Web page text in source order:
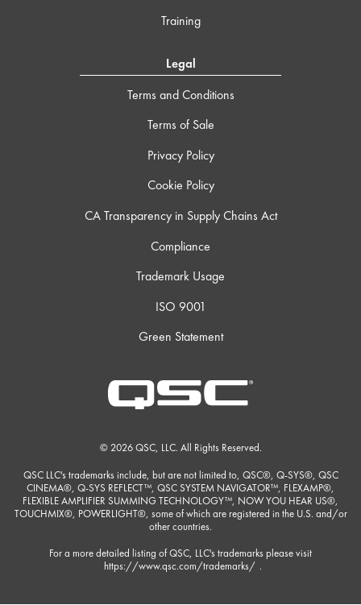
Training
Legal
Terms and Conditions
Terms of Sale
Privacy Policy
Cookie Policy
CA Transparency in Supply Chains Act
Compliance
Trademark Usage
ISO 9001
Green Statement
© 2026 QSC, LLC. All Rights Reserved.
QSC LLC's trademarks include, but are not limited to, QSC®, Q-SYS®, QSC
CINEMA®, Q-SYS REFLECT™, QSC SYSTEM NAVIGATOR™, FLEXAMP®,
FLEXIBLE AMPLIFIER SUMMING TECHNOLOGY™, NOW YOU HEAR US®,
TOUCHMIX®, POWERLIGHT®, some of which are registered in the U.S. and/or
other countries.
For a more detailed listing of QSC, LLC's trademarks please visit
https://www.qsc.com/trademarks/ .